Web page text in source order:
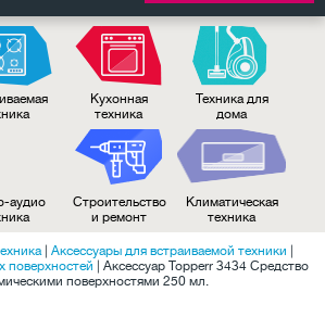
Кухонная
техника
Техника для
дома
аудио
Строительство
и ремонт
Климатическая
техника
| Аксессуары для встраиваемой техники
поверхностей
Аксессуар Topperr 3434 Средство
поверхностями 250 мл.